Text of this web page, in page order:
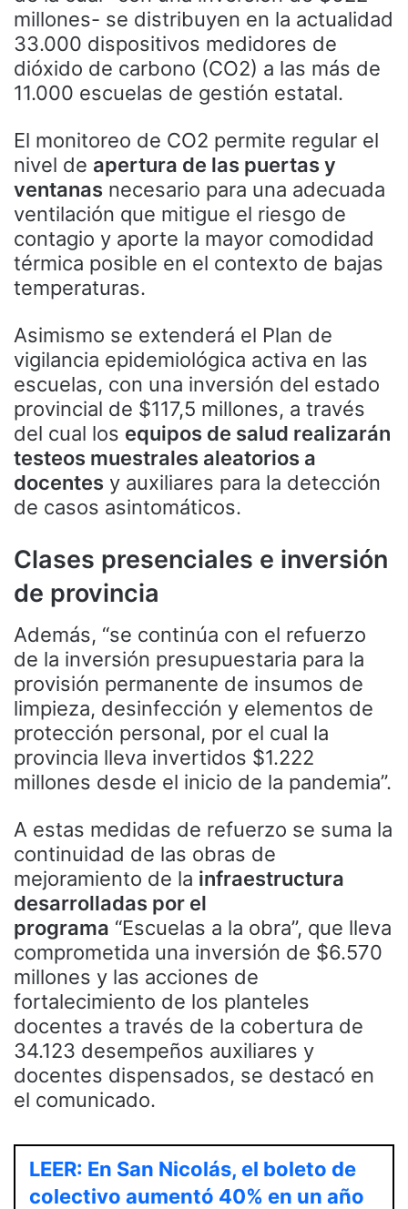
millones- se distribuyen en la actualidad
33.000 dispositivos medidores de
dióxido de carbono (CO2) a las más de
11.000 escuelas de gestión estatal.
El monitoreo de CO2 permite regular el
nivel de apertura de las puertas y
ventanas necesario para una adecuada
ventilación que mitigue el riesgo de
contagio y aporte la mayor comodidad
térmica posible en el contexto de bajas
temperaturas.
Asimismo se extenderá el Plan de
vigilancia epidemiológica activa en las
escuelas, con una inversión del estado
provincial de $117,5 millones, a través
del cual los equipos de salud realizarán
testeos muestrales aleatorios a
docentes y auxiliares para la detección
de casos asintomáticos.
Clases presenciales e inversión
de provincia
Además, “se continúa con el refuerzo
de la inversión presupuestaria para la
provisión permanente de insumos de
limpieza, desinfección y elementos de
protección personal, por el cual la
provincia lleva invertidos $1.222
millones desde el inicio de la pandemia”.
A estas medidas de refuerzo se suma la
continuidad de las obras de
mejoramiento de la infraestructura
desarrolladas por el
programa “Escuelas a la obra”, que lleva
comprometida una inversión de $6.570
millones y las acciones de
fortalecimiento de los planteles
docentes a través de la cobertura de
34.123 desempeños auxiliares y
docentes dispensados, se destacó en
el comunicado.
LEER: En San Nicolás, el boleto de
colectivo aumentó 40% en un año